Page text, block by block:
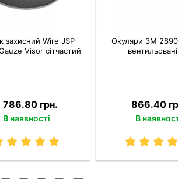
захисний Wire JSP
Visor сітчастий
786.80 грн.
В наявності
Окуляри 3M 2890
866.40
В